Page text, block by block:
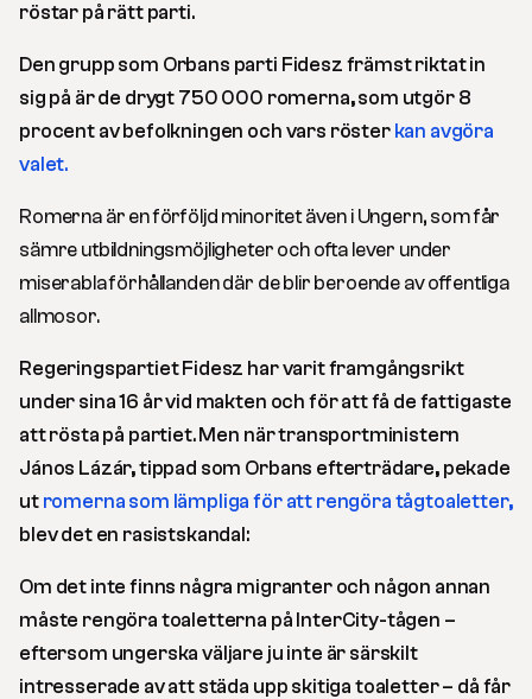
röstar på rätt parti.
Den grupp som Orbans parti Fidesz främst riktat in
sig på är de drygt 750 000 romerna, som utgör 8
procent av befolkningen och vars röster kan avgöra
valet.
Romerna är en förföljd minoritet även i Ungern, som får
sämre utbildningsmöjligheter och ofta lever under
miserabla förhållanden där de blir beroende av offentliga
allmosor.
Regeringspartiet Fidesz har varit framgångsrikt
under sina 16 år vid makten och för att få de fattigaste
att rösta på partiet. Men när transportministern
János Lázár, tippad som Orbans efterträdare, pekade
ut romerna som lämpliga för att rengöra tågtoaletter,
blev det en rasistskandal:
Om det inte finns några migranter och någon annan
måste rengöra toaletterna på InterCity-tågen –
eftersom ungerska väljare ju inte är särskilt
intresserade av att städa upp skitiga toaletter – då får